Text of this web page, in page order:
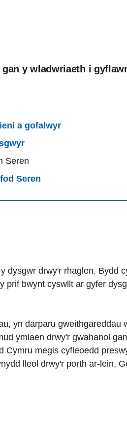
y wladwriaeth i
a gofalwyr
Seren
Seren
dysgwr drwy'r rhaglen. Bydd
prif bwynt cyswllt ar gyfer
yn darparu gweithgareddau
ymlaen drwy'r gwahanol
megis cyfleoedd
lleol drwy'r porth ar-lein,